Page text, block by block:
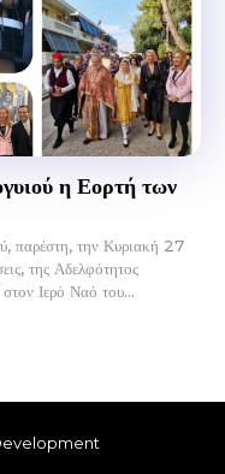
η Εορτή των
παρέστη, την Κυριακή 27
της Αδελφότητος
Ιερό Ναό του...